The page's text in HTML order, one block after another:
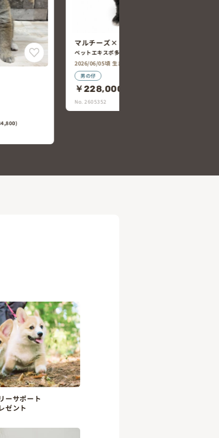
ドル
チワワ×ミニチュア・ダックスフン
ト
ペットエキスポ多治見店
2026/06/04頃 生まれ
女の仔
￥238,000
No. 2605349
ーサポート
ゼント